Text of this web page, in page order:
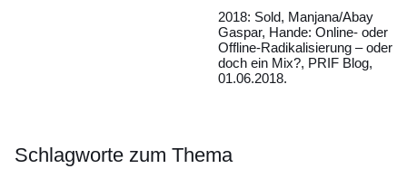
2018: Sold, Manjana/Abay
Gaspar, Hande: Online- oder
Offline-Radikalisierung – oder
doch ein Mix?, PRIF Blog,
01.06.2018.
Schlagworte zum Thema